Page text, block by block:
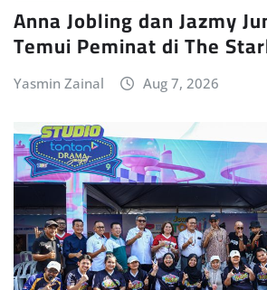
Anna Jobling dan Jazmy
Temui Peminat di The
Yasmin Zainal Aug 7, 2026